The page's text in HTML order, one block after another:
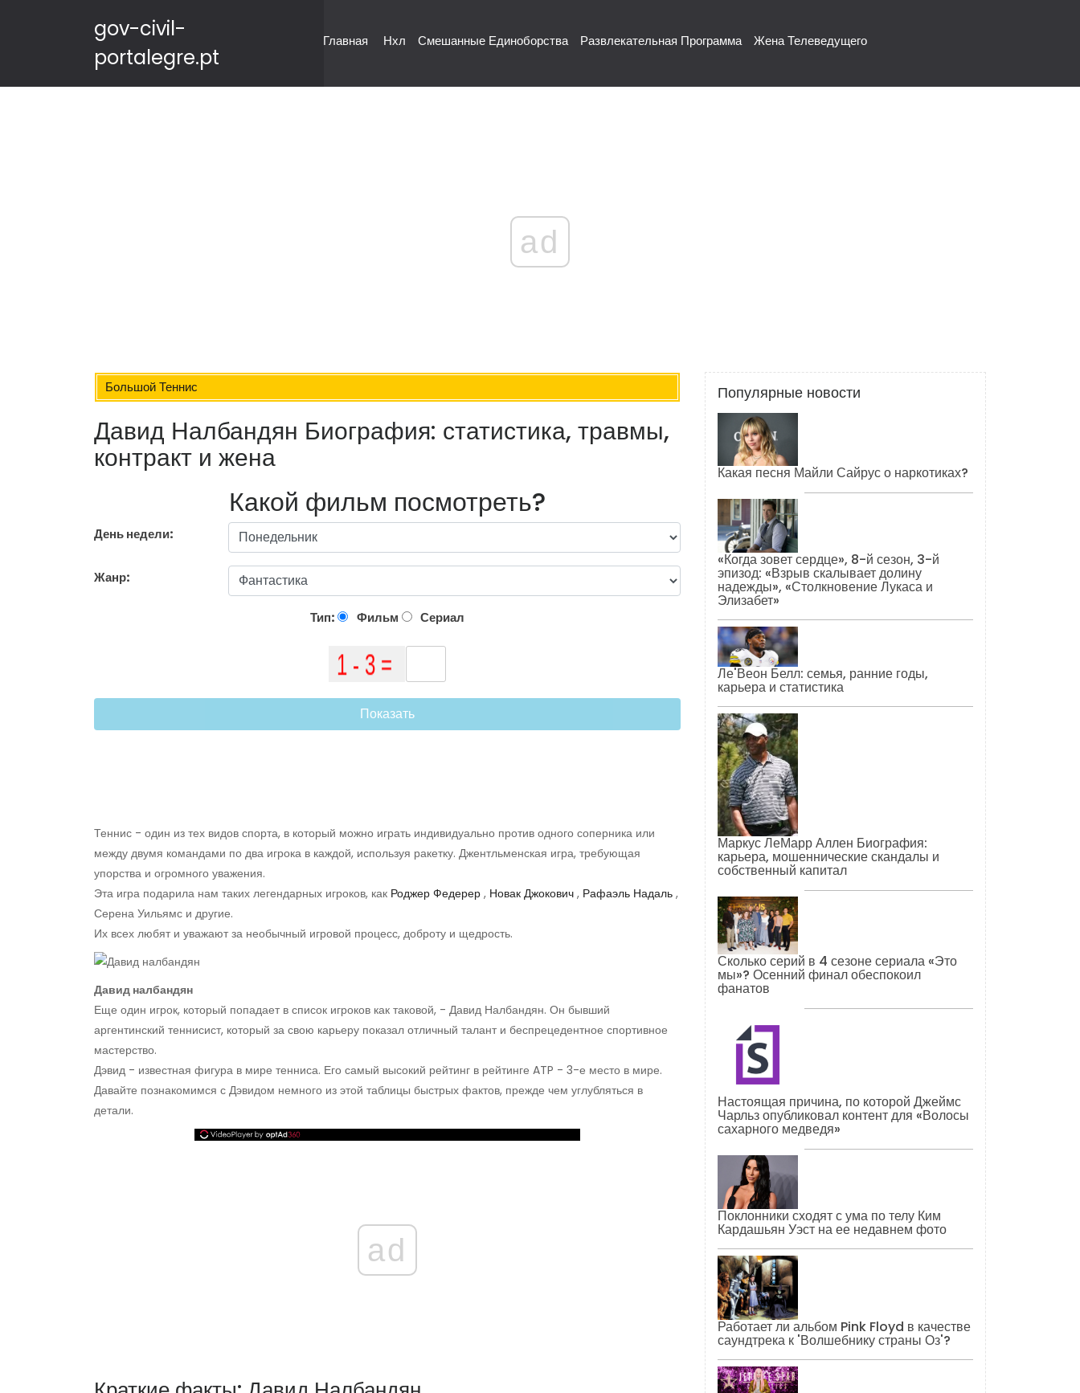
gov-civil-
portalegre.pt
Главная Нхл Смешанные Единоборства Развлекательная Программа Жена Телеведущего
ad
Большой Теннис
Давид Налбандян Биография: статистика, травмы,
контракт и жена
Какой фильм посмотреть?
День недели:
Жанр:
Тип: Фильм Сериал
Показать
Теннис - один из тех видов спорта, в который можно играть индивидуально против одного соперника или
между двумя командами по два игрока в каждой, используя ракетку. Джентльменская игра, требующая
упорства и огромного уважения.
Эта игра подарила нам таких легендарных игроков, как Роджер Федерер , Новак Джокович , Рафаэль Надаль ,
Серена Уильямс и другие.
Их всех любят и уважают за необычный игровой процесс, доброту и щедрость.
Давид налбандян
Еще один игрок, который попадает в список игроков как таковой, - Давид Налбандян. Он бывший
аргентинский теннисист, который за свою карьеру показал отличный талант и беспрецедентное спортивное
мастерство.
Дэвид - известная фигура в мире тенниса. Его самый высокий рейтинг в рейтинге ATP - 3-е место в мире.
Давайте познакомимся с Дэвидом немного из этой таблицы быстрых фактов, прежде чем углубляться в
детали.
ad
Популярные новости
Какая песня Майли Сайрус о наркотиках?
«Когда зовет сердце», 8-й сезон, 3-й
эпизод: «Взрыв скалывает долину
надежды», «Столкновение Лукаса и
Элизабет»
Ле'Веон Белл: семья, ранние годы,
карьера и статистика
Маркус ЛеМарр Аллен Биография:
карьера, мошеннические скандалы и
собственный капитал
Сколько серий в 4 сезоне сериала «Это
мы»? Осенний финал обеспокоил
фанатов
Настоящая причина, по которой Джеймс
Чарльз опубликовал контент для «Волосы
сахарного медведя»
Поклонники сходят с ума по телу Ким
Кардашьян Уэст на ее недавнем фото
Работает ли альбом Pink Floyd в качестве
саундтрека к 'Волшебнику страны Оз'?